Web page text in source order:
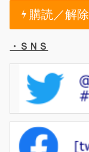
購読／解除
・ＳＮＳ